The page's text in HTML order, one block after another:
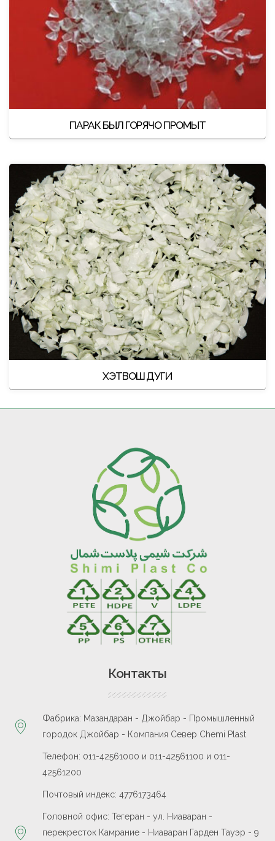
ПАРАК БЫЛ ГОРЯЧО ПРОМЫТ
ХЭТВОШ ДУГИ
Контакты
Фабрика: Мазандаран - Джойбар - Промышленный
городок Джойбар - Компания Север Chemi Plast
Телефон: 011-42561000 и 011-42561100 и 011-
42561200
Почтовый индекс: 4776173464
Головной офис: Тегеран - ул. Ниаваран -
перекресток Камрание - Ниаваран Гарден Тауэр - 9